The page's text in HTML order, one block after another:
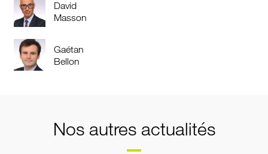
David
Masson
Gaétan
Bellon
Nos autres actualités